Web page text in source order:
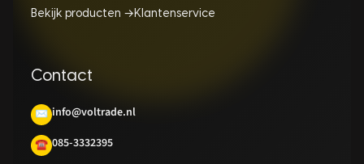
Bekijk producten → Klantenservice
Contact
✉ info@voltrade.nl
☎ 085-3332395